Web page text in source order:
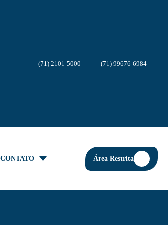
(71) 2101-5000 (71) 99676-6984
CONTATO Área Restrita